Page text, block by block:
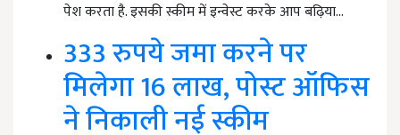
पेश करता है. इसकी स्कीम में इन्वेस्ट करके आप बढ़िया…
333 रुपये जमा करने पर
मिलेगा 16 लाख, पोस्ट ऑफिस
ने निकाली नई स्कीम